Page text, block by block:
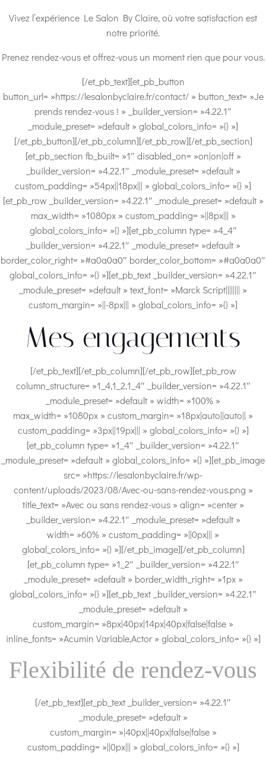
Vivez l’expérience Le Salon By Claire, où votre satisfaction est
notre priorité.
Prenez rendez-vous et offrez-vous un moment rien que pour vous.
[/et_pb_text][et_pb_button
button_url= »https://lesalonbyclaire.fr/contact/ » button_text= »Je
prends rendez-vous ! » _builder_version= »4.22.1″
_module_preset= »default » global_colors_info= »{} »]
[/et_pb_button][/et_pb_column][/et_pb_row][/et_pb_section]
[et_pb_section fb_built= »1″ disabled_on= »on|on|off »
_builder_version= »4.22.1″ _module_preset= »default »
custom_padding= »54px||18px||| » global_colors_info= »{} »]
[et_pb_row _builder_version= »4.22.1″ _module_preset= »default »
max_width= »1080px » custom_padding= »||8px||| »
global_colors_info= »{} »][et_pb_column type= »4_4″
_builder_version= »4.22.1″ _module_preset= »default »
border_color_right= »#a0a0a0″ border_color_bottom= »#a0a0a0″
global_colors_info= »{} »][et_pb_text _builder_version= »4.22.1″
_module_preset= »default » text_font= »Marck Script|||||||| »
custom_margin= »||-8px||| » global_colors_info= »{} »]
Mes engagements
[/et_pb_text][/et_pb_column][/et_pb_row][et_pb_row
column_structure= »1_4,1_2,1_4″ _builder_version= »4.22.1″
_module_preset= »default » width= »100% »
max_width= »1080px » custom_margin= »18px|auto||auto|| »
custom_padding= »3px||19px||| » global_colors_info= »{} »]
[et_pb_column type= »1_4″ _builder_version= »4.22.1″
_module_preset= »default » global_colors_info= »{} »][et_pb_image
src= »https://lesalonbyclaire.fr/wp-
content/uploads/2023/08/Avec-ou-sans-rendez-vous.png »
title_text= »Avec ou sans rendez-vous » align= »center »
_builder_version= »4.22.1″ _module_preset= »default »
width= »60% » custom_padding= »||0px||| »
global_colors_info= »{} »][/et_pb_image][/et_pb_column]
[et_pb_column type= »1_2″ _builder_version= »4.22.1″
_module_preset= »default » border_width_right= »1px »
global_colors_info= »{} »][et_pb_text _builder_version= »4.22.1″
_module_preset= »default »
custom_margin= »8px|40px|14px|40px|false|false »
inline_fonts= »Acumin Variable,Actor » global_colors_info= »{} »]
Flexibilité de rendez-vous
[/et_pb_text][et_pb_text _builder_version= »4.22.1″
_module_preset= »default »
custom_margin= »|40px||40px|false|false »
custom_padding= »||0px||| » global_colors_info= »{} »]